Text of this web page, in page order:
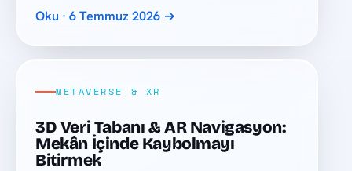
Oku · 6 Temmuz 2026 →
METAVERSE & XR
3D Veri Tabanı & AR Navigasyon:
Mekân İçinde Kaybolmayı
Bitirmek